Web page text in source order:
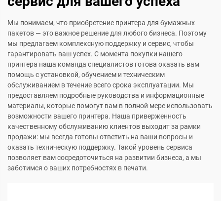
Мы понимаем, что приобретение принтера для бумажных
пакетов — это важное решение для любого бизнеса. Поэтому
мы предлагаем комплексную поддержку и сервис, чтобы
гарантировать ваш успех. С момента покупки нашего
принтера наша команда специалистов готова оказать вам
помощь с установкой, обучением и техническим
обслуживанием в течение всего срока эксплуатации. Мы
предоставляем подробные руководства и информационные
материалы, которые помогут вам в полной мере использовать
возможности вашего принтера. Наша приверженность
качественному обслуживанию клиентов выходит за рамки
продажи: мы всегда готовы ответить на ваши вопросы и
оказать техническую поддержку. Такой уровень сервиса
позволяет вам сосредоточиться на развитии бизнеса, а мы
заботимся о ваших потребностях в печати.